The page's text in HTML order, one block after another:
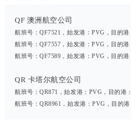
QF 澳洲航空公司
航班号：QF7521，始发港：PVG，目的
航班号：QF7557，始发港：PVG，目的
航班号：QF7589，始发港：PVG，目的
QR 卡塔尔航空公司
航班号：QR871，始发港：PVG，目的港
航班号：QR8961，始发港：PVG，目的